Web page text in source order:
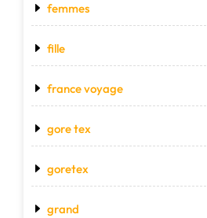
femmes
fille
france voyage
gore tex
goretex
grand